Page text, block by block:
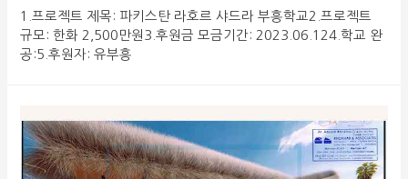
1.프로젝트 제목: 파키스탄 라호르 샤드라 부흥학교2.프로젝트
규모: 한화 2,500만원3.후원금 모금기간: 2023.06.124.학교 완
공:5.후원자: 유부흥